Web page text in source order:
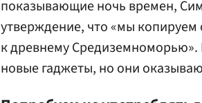
показывающие ночь времен,
утверждение, что «мы
к древнему Средиземноморью».
новые гаджеты, но они